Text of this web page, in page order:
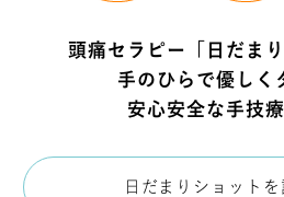
頭痛セラピー「日だま
手のひらで優しく
安心安全な手技療
日だまりショット